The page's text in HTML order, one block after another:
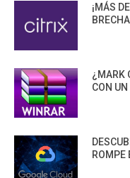
¡MÁS
¿MARK
CON
ROMPE